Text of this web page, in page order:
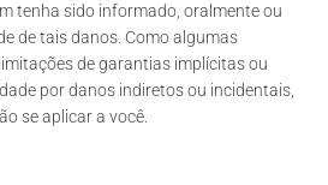
tenha sido informado, oralmente ou
de tais danos. Como algumas
de garantias implícitas ou
por danos indiretos ou incidentais,
se aplicar a você.